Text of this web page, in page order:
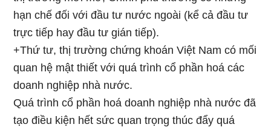
hạn chế đối với đầu tư nước ngoài (kể cả đầu tư
trực tiếp hay đầu tư gián tiếp).
+Thứ tư, thị trường chứng khoán Việt Nam có mối
quan hệ mật thiết với quá trình cổ phần hoá các
doanh nghiệp nhà nước.
Quá trình cổ phần hoá doanh nghiệp nhà nước đã
tạo điều kiện hết sức quan trọng thúc đẩy quá